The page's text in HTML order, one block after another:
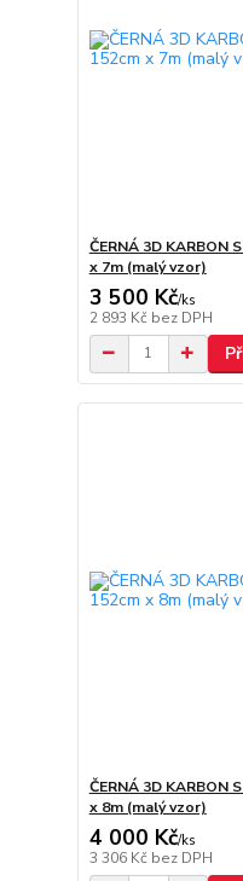
ČERNÁ 3D KARBON
x 7m (malý vzor)
3 500 Kč/ks
2 893 Kč bez DPH
ČERNÁ 3D KARBON
x 8m (malý vzor)
4 000 Kč/ks
3 306 Kč bez DPH